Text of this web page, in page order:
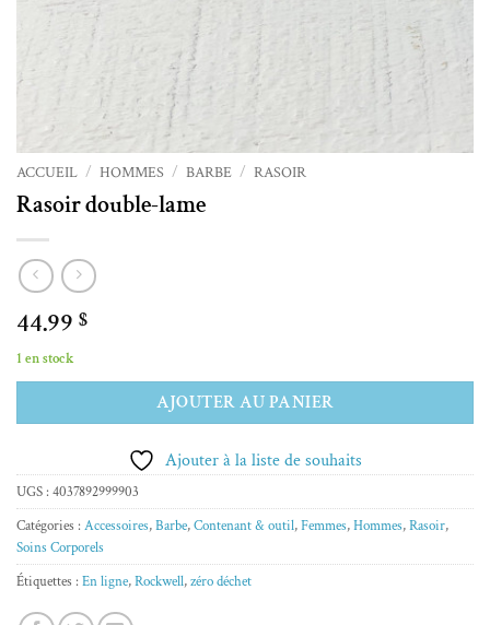
ACCUEIL / HOMMES / BARBE / RASOIR
Rasoir double-lame
44.99 $
1 en stock
AJOUTER AU PANIER
Ajouter à la liste de souhaits
UGS : 4037892999903
Catégories : Accessoires,Barbe,Contenant & outil,Femmes,Hommes,Rasoir,
Soins Corporels
Étiquettes : En ligne,Rockwell,zéro déchet